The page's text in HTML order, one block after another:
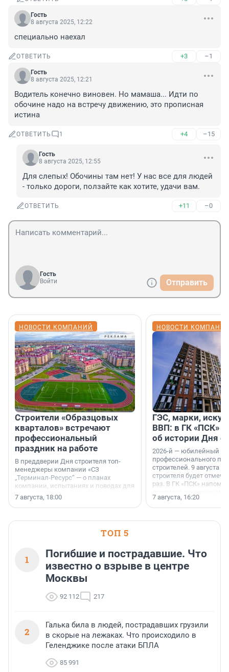
Гость
8 августа 2025, 12:22
специально наехал
ОТВЕТИТЬ +3 –1
Гость
8 августа 2025, 12:21
Водитель конечно виновен. Но мамаша... Идти по
обочине надо на встречу движению, это прописная
истина
ОТВЕТИТЬ 1 +4 –15
Гость
8 августа 2025, 12:55
Для слепых! Обочины там нет! У нас все для людей
- только дороги, ползайте как хотите, удачи вам.
ОТВЕТИТЬ +11 –0
Гость
Войти
Отправить
НОВОСТИ КОМПАНИЙ
Строители «Образцовых
кварталов» встречают
профессиональный
праздник на работе
В преддверии Дня строителя топ-
менеджеры компании «СЗ
„Терминал-Ресурс“ — о планах
компании, испытаниях и поводах для
осторожного оптимизма.
7 августа, 18:00
НОВОСТИ
ГЭС, марки,
ВВП: в ГК «ПСК»
об истории Дня
2026-й — юбилейный
профессионального
строителей. 9 августа
строителя будет
раз. В ГК «ПСК»
поменялась роль
7 августа, 16:20
ТОП 5
1
Погибшие и пострадавшие. Что
известно о взрыве в центре
Москвы
92 112 217
2
Галька била в людей, пострадавших грузили
в скорые на лежаках. Что происходило в
Геленджике после атаки БПЛА
85 991